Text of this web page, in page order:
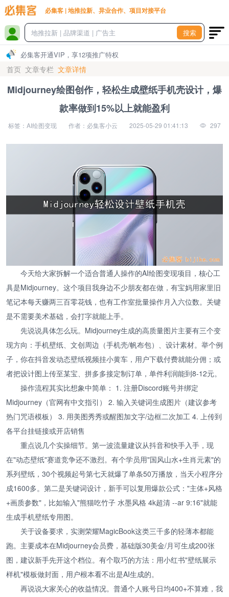
必集客 | 地推拉新、异业合作、项目对接平台
搜索
必集客开通VIP，享12项推广特权
首页 文章专栏 文章详情
Midjourney绘图创作，轻松生成壁纸手机壳设计，爆
款率做到15%以上就能盈利
标签：AI绘图变现 作者：必集客小云 2025-05-29 01:41:13 297
今天给大家拆解一个适合普通人操作的AI绘图变现项目，核心工
具是Midjourney。这个项目我身边不少朋友都在做，有宝妈用家里旧
笔记本每天赚两三百零花钱，也有工作室批量操作月入六位数。关键
是不需要美术基础，会打字就能上手。
先说说具体怎么玩。Midjourney生成的高质量图片主要有三个变
现方向：手机壁纸、文创周边（手机壳/帆布包）、设计素材。举个例
子，你在抖音发动态壁纸视频挂小黄车，用户下载付费就能分佣；或
者把设计图上传至某宝、拼多多接定制订单，单件利润能到8-12元。
操作流程其实比想象中简单： 1. 注册Discord账号并绑定
Midjourney（官网有中文指引） 2. 输入关键词生成图片（建议参考
热门咒语模板） 3. 用美图秀秀或醒图加文字/边框二次加工 4. 上传到
各平台挂链接或开店销售
重点说几个实操细节。第一波流量建议从抖音和快手入手，现
在"动态壁纸"赛道竞争还不激烈。有个学员用"国风山水+生肖元素"的
系列壁纸，30个视频起号第七天就爆了单条50万播放，当天小程序分
成1600多。第二是关键词设计，新手可以复用爆款公式："主体+风格
+画质参数"，比如输入"熊猫吃竹子 水墨风格 4k超清 --ar 9:16"就能
生成手机壁纸专用图。
关于设备要求，实测荣耀MagicBook这类三千多的轻薄本都能
跑。主要成本在Midjourney会员费，基础版30美金/月可生成200张
图，建议新手先开这个档位。有个取巧的方法：用小红书"壁纸展示
样机"模板做封面，用户根本看不出是AI生成的。
再说说大家关心的收益情况。普通个人账号日均400+不算难，我